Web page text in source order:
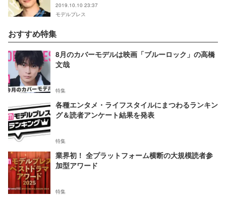
2019.10.10 23:37
モデルプレス
おすすめ特集
8月のカバーモデルは映画「ブルーロック」の高橋
文哉
特集
各種エンタメ・ライフスタイルにまつわるランキン
グ＆読者アンケート結果を発表
特集
業界初！ 全プラットフォーム横断の大規模読者参
加型アワード
特集